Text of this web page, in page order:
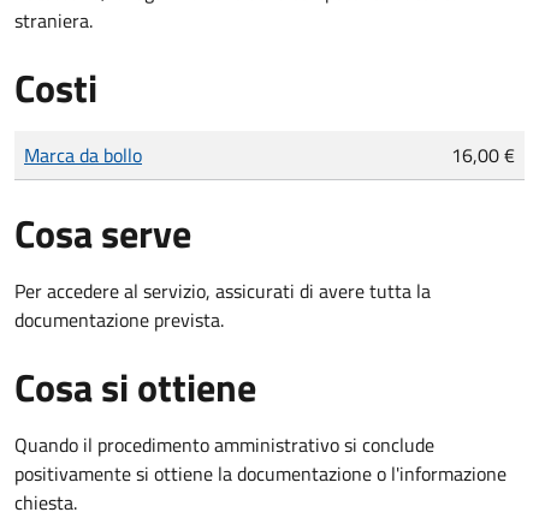
straniera.
Costi
Tipo di pagamento
Importo
Marca da bollo 16,00 €
Cosa serve
Per accedere al servizio, assicurati di avere tutta la
documentazione prevista.
Cosa si ottiene
Quando il procedimento amministrativo si conclude
positivamente si ottiene la documentazione o l'informazione
chiesta.